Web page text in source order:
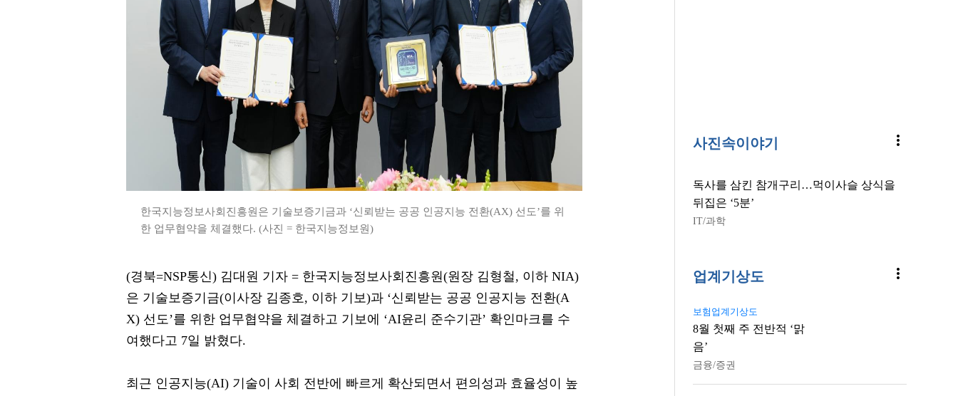
한국지능정보사회진흥원은 기술보증기금과 ‘신뢰받는 공공 인공지능 전환(AX) 선도’를 위
한 업무협약을 체결했다. (사진 = 한국지능정보원)
(경북=NSP통신) 김대원 기자 = 한국지능정보사회진흥원(원장 김형철, 이하 NIA)
은 기술보증기금(이사장 김종호, 이하 기보)과 ‘신뢰받는 공공 인공지능 전환(A
X) 선도’를 위한 업무협약을 체결하고 기보에 ‘AI윤리 준수기관’ 확인마크를 수
여했다고 7일 밝혔다.
최근 인공지능(AI) 기술이 사회 전반에 빠르게 확산되면서 편의성과 효율성이 높
사진속이야기 more_vert
독사를 삼킨 참개구리…먹이사슬 상식을
뒤집은 ‘5분’
IT/과학
업계기상도 more_vert
보험업계기상도
8월 첫째 주 전반적 ‘맑
음’
금융/증권